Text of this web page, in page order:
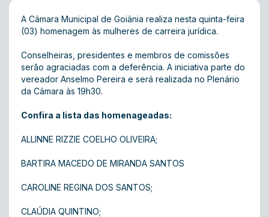
A Câmara Municipal de Goiânia realiza nesta quinta-feira
(03) homenagem às mulheres de carreira jurídica.
Conselheiras, presidentes e membros de comissões
serão agraciadas com a deferência. A iniciativa parte do
vereador Anselmo Pereira e será realizada no Plenário
da Câmara às 19h30.
Confira a lista das homenageadas :
ALLINNE RIZZIE COELHO OLIVEIRA ;
BARTIRA MACEDO DE MIRANDA SANTOS
CAROLINE REGINA DOS SANTOS;
CLAÚDIA QUINTINO;